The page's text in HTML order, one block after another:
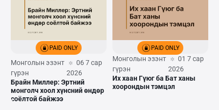
PAID ONLY
Монголын эзэнт
гүрэн
06 7 сар
2026
Брайн Миллер: Эртний
монголч хоол хүнсний өндөр
соёлтой байжээ
PAID ONLY
Монголын эзэнт
гүрэн
01 7 сар
2026
Их хаан Гүюг ба Бат ханы
хоорондын тэмцэл